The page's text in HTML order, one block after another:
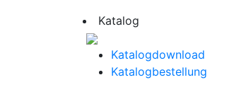
Katalog
Katalogdownload
Katalogbestellung